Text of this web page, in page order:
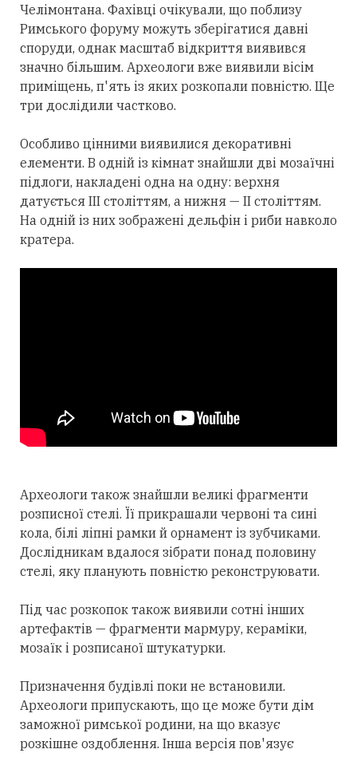
Челімонтана. Фахівці очікували, що поблизу
Римського форуму можуть зберігатися давні
споруди, однак масштаб відкриття виявився
значно більшим. Археологи вже виявили вісім
приміщень, п'ять із яких розкопали повністю. Ще
три дослідили частково.
Особливо цінними виявилися декоративні
елементи. В одній із кімнат знайшли дві мозаїчні
підлоги, накладені одна на одну: верхня
датується III століттям, а нижня — II століттям.
На одній із них зображені дельфін і риби навколо
кратера.
Археологи також знайшли великі фрагменти
розписної стелі. Її прикрашали червоні та сині
кола, білі ліпні рамки й орнамент із зубчиками.
Дослідникам вдалося зібрати понад половину
стелі, яку планують повністю реконструювати.
Під час розкопок також виявили сотні інших
артефактів — фрагменти мармуру, кераміки,
мозаїк і розписаної штукатурки.
Призначення будівлі поки не встановили.
Археологи припускають, що це може бути дім
заможної римської родини, на що вказує
розкішне оздоблення. Інша версія пов'язує